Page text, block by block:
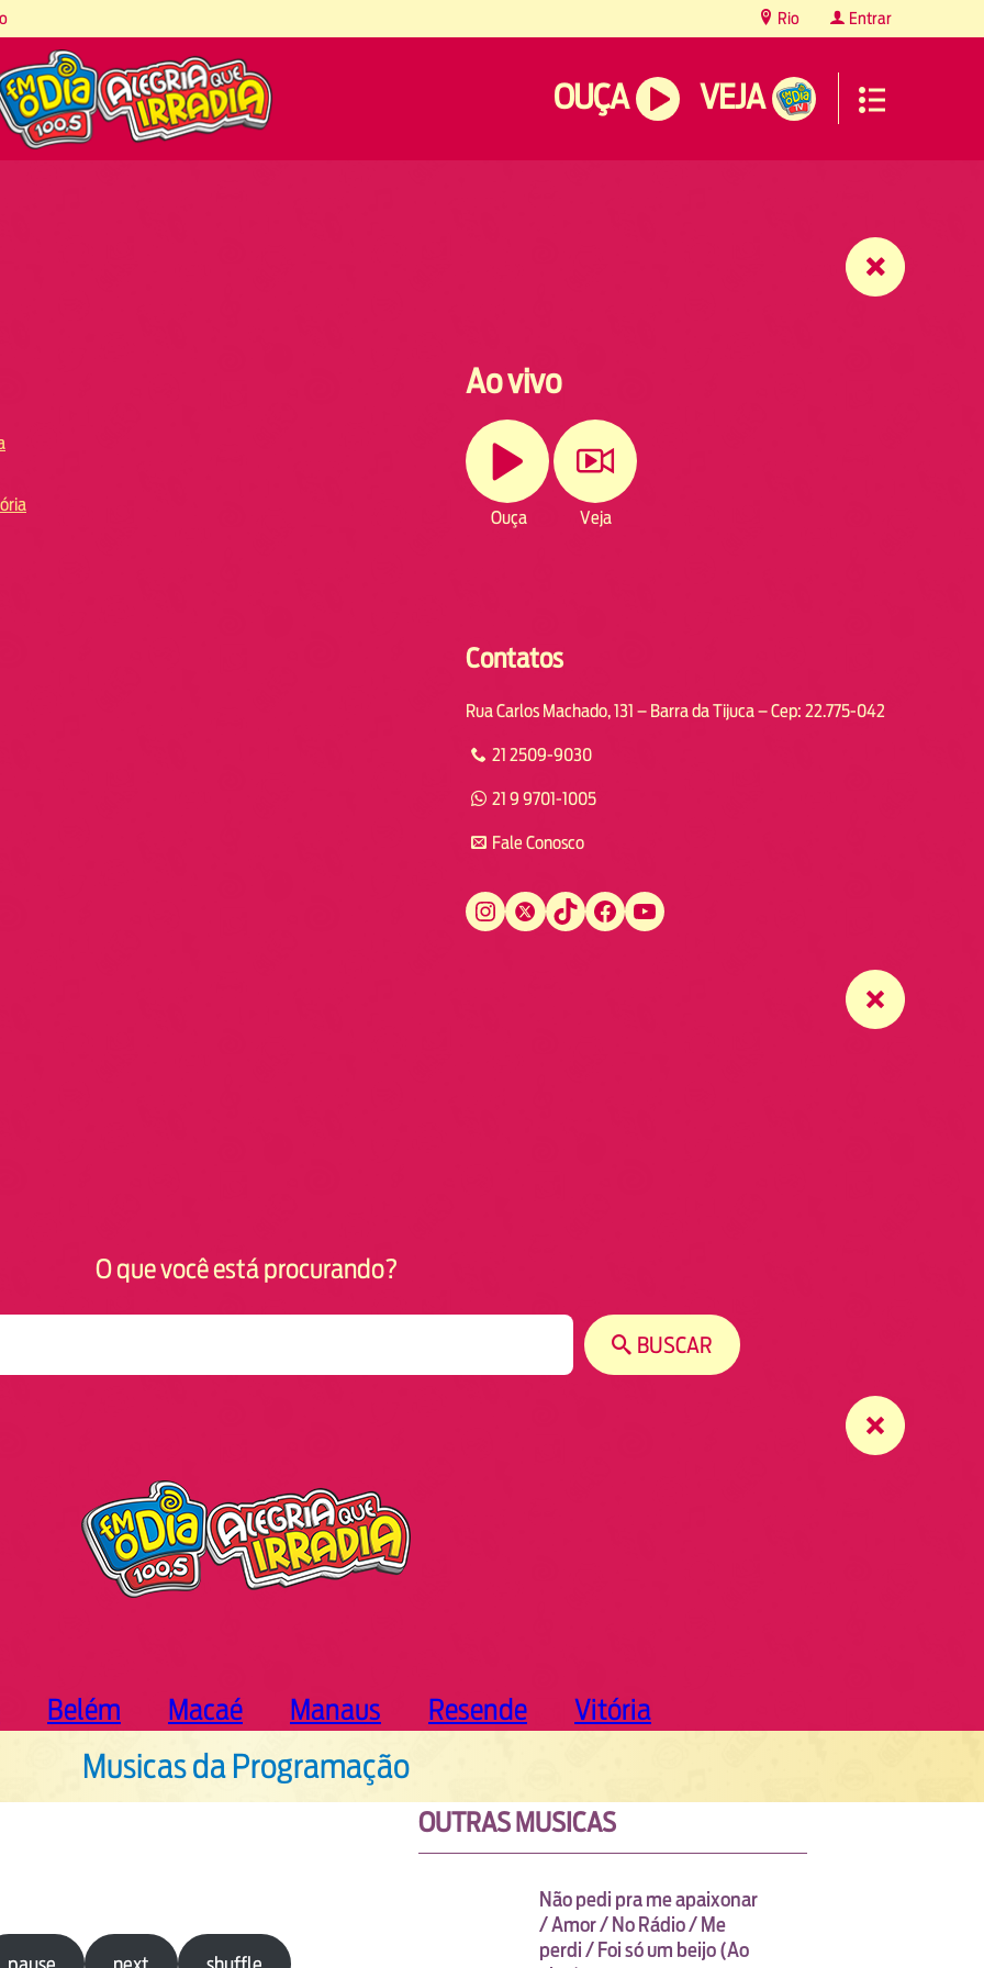
Rio Entrar
OUÇA VEJA
Ao vivo
Ouça Veja
Contatos
Rua Carlos Machado, 131 – Barra da Tijuca – Cep: 22.775-042
21 2509-9030
21 9 9701-1005
Fale Conosco
Instagram Twitter TikTok Facebook YouTube
O que você está procurando?
BUSCAR
Belém Macaé Manaus Resende Vitória
Musicas da Programação
OUTRAS MUSICAS
Não pedi pra me apaixonar
/ Amor / No Rádio / Me
perdi / Foi só um beijo (Ao